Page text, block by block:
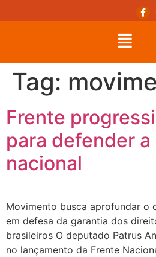
Tag:
Frente
para defender
nacional
Movimento busca aprofundar o
em defesa da garantia dos
brasileiros O deputado Patrus
no lançamento da Frente